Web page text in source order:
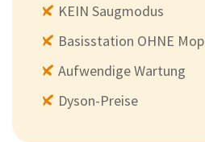
KEIN Saugmodus
Basisstation OHNE
Aufwendige Wartung
Dyson-Preise